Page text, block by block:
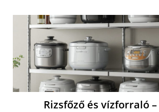
Rizsfőző és vízforraló